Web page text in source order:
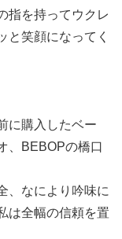
指を持ってウクレ
と笑顔になってく
に購入したベー
、BEBOPの橋口
、なにより吟味に
は全幅の信頼を置